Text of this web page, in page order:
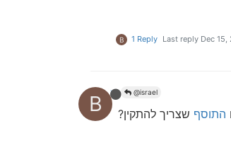
B 1 Reply Last reply Dec 15,
Bbbn @israel
התוסף שצריך להתקין?